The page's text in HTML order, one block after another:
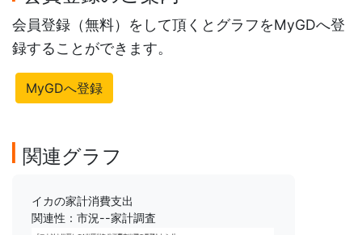
会員登録（無料）をして頂くとグラフをMyGDへ登
録することができます。
MyGDへ登録
関連グラフ
イカの家計消費支出
関連性：市況--家計調査